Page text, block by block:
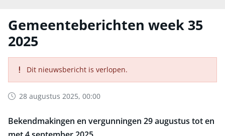
Gemeenteberichten week 35
2025
Dit nieuwsbericht is verlopen.
28 augustus 2025, 00:00
Bekendmakingen en vergunningen 29 augustus tot en